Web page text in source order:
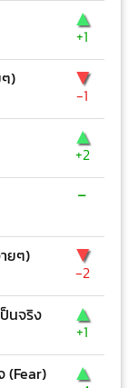
▲
+1
) ▼
-1
▲
+2
-
ยๆ) ▼
-2
นจริง ▲
+1
(Fear) ▲